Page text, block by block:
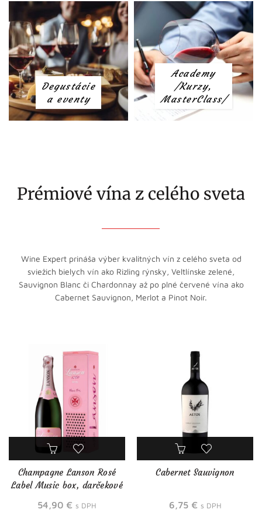
Degustácie
a eventy
Academy
/Kurzy,
MasterClass/
Prémiové vína z celého sveta
Wine Expert prináša výber kvalitných vín z celého sveta od
sviežich bielych vín ako Rizling rýnsky, Veltlínske zelené,
Sauvignon Blanc či Chardonnay až po plné červené vína ako
Cabernet Sauvignon, Merlot a Pinot Noir.
Champagne Lanson Rosé
Label Music box, darčekové
54,90 € s DPH
Cabernet Sauvignon
6,75 € s DPH